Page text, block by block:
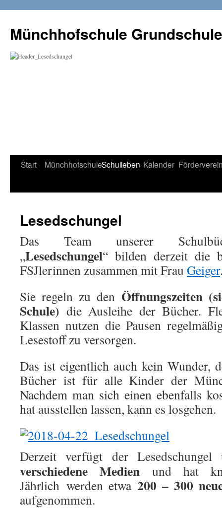
Münchhofschule
Weiter
Start MünchhofschuleSchulleben Kalender
Lesedschungel
Das Team unserer
„Lesedschungel“ bilden derzeit die
FSJlerinnen zusammen mit Frau Geiger
Sie regeln zu den Öffnungszeiten
Schule) die Ausleihe der Bücher.
Klassen nutzen die Pausen
Lesestoff zu versorgen.
Das ist eigentlich auch kein Wunder,
Bücher ist für alle Kinder der
Nachdem man sich einen ebenfalls
hat ausstellen lassen, kann es losgehen.
Derzeit verfügt der
verschiedene Medien und hat
Jährlich werden etwa 200 – 300
aufgenommen.